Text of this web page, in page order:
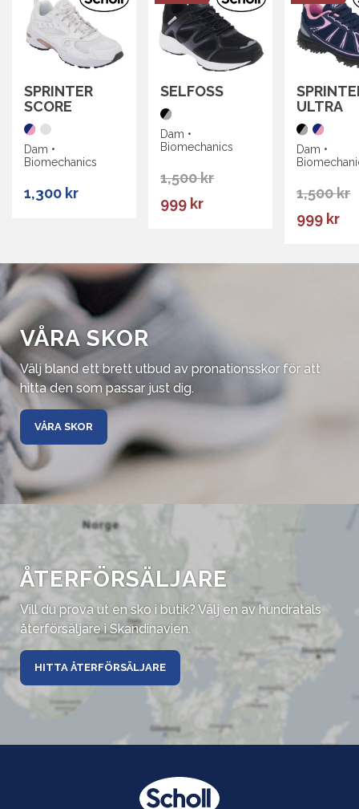
SPRINTER
SCORE
Dam •
Biomechanics
1,300 kr
SELFOSS
Dam •
Biomechanics
1,500kr
999 kr
ULTRA
Dam •
1,500kr
999 kr
VÅRA SKOR
Välj bland ett brett utbud av pronationsskor för att
hitta den som passar just dig.
VÅRA SKOR
ÅTERFÖRSÄLJARE
Vill du prova ut en sko i butik? Välj en av hundratals
återförsäljare i Skandinavien.
HITTA ÅTERFÖRSÄLJARE